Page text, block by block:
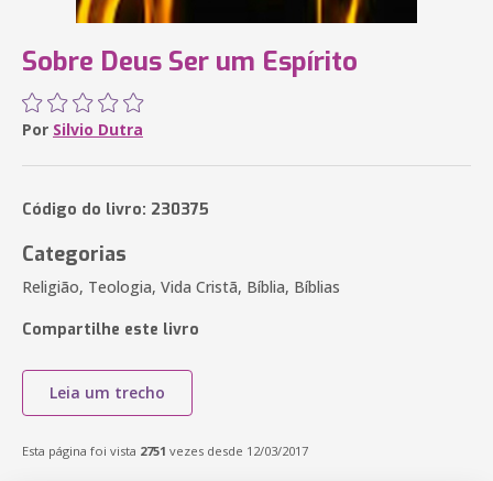
Sobre Deus Ser um Espírito
Por Silvio Dutra
Código do livro: 230375
Categorias
Religião, Teologia, Vida Cristã, Bíblia, Bíblias
Compartilhe este livro
Leia um trecho
Esta página foi vista 2751 vezes desde 12/03/2017